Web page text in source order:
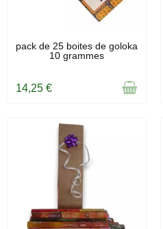
RUPTURE DE STOCK
pack de 25 boites de goloka
10 grammes
14,25 €